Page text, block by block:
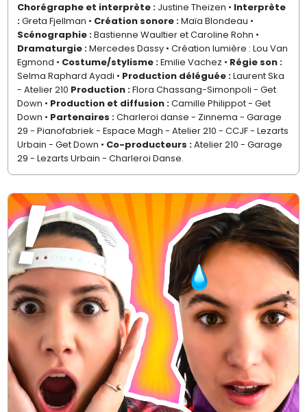
Chorégraphe et interprète : Justine Theizen • Interprète
:Greta Fjellman • Création sonore :Maïa Blondeau •
Scénographie :Bastienne Waultier et Caroline Rohn •
Dramaturgie :Mercedes Dassy • Création lumière : Lou Van
Egmond • Costume/stylisme :Emilie Vachez • Régie son :
Selma Raphard Ayadi • Production déléguée :Laurent Ska
- Atelier 210 Production :Flora Chassang-Simonpoli - Get
Down • Production et diffusion :Camille Philippot - Get
Down • Partenaires :Charleroi danse - Zinnema - Garage
29 - Pianofabriek - Espace Magh - Atelier 210 - CCJF - Lezarts
Urbain - Get Down • Co-producteurs :Atelier 210 - Garage
29 - Lezarts Urbain - Charleroi Danse.